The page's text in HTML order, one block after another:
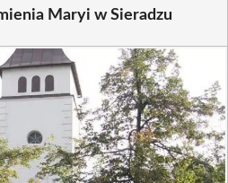
Maryi w Sieradzu